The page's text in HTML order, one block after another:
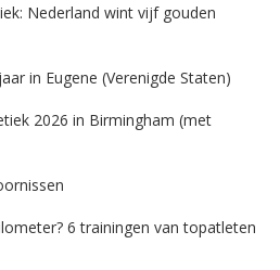
Nederland wint vijf gouden
in Eugene (Verenigde Staten)
2026 in Birmingham (met
6 trainingen van topatleten